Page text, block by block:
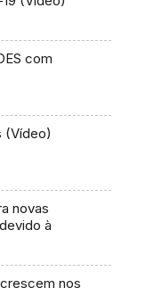
com
(Vídeo)
novas
à
nos